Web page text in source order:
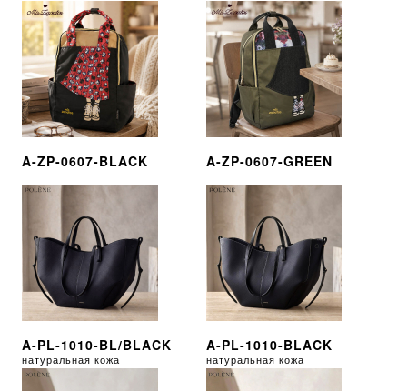
A-ZP-0607-BLACK A-ZP-0607-GREEN
A-PL-1010-BL/BLACK
натуральная кожа
A-PL-1010-BLACK
натуральная кожа